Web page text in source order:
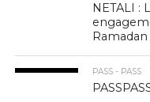
NETALI :
Ramadan
PASS - PASS